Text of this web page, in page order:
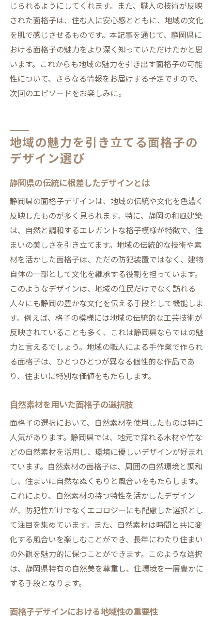
じられるようにしてくれます。また、職人の技術が反映
された面格子は、住む人に安心感とともに、地域の文化
を肌で感じさせるものです。本記事を通じて、静岡県に
おける面格子の魅力をより深く知っていただけたかと思
います。これからも地域の魅力を引き出す面格子の可能
性について、さらなる情報をお届けする予定ですので、
次回のエピソードをお楽しみに。
地域の魅力を引き立てる面格子の
デザイン選び
静岡県の伝統に根差したデザインとは
静岡県の面格子デザインは、地域の伝統や文化を色濃く
反映したものが多く見られます。特に、静岡の和風建築
は、自然と調和するエレガントな格子模様が特徴で、住
まいの美しさを引き立てます。地域の伝統的な技術や素
材を活かした面格子は、ただの防犯装置ではなく、建物
自体の一部として文化を継承する役割を担っています。
このようなデザインは、地域の住民だけでなく訪れる
人々にも静岡の豊かな文化を伝える手段として機能しま
す。例えば、格子の模様には地域の伝統的な工芸技術が
反映されていることも多く、これは静岡県ならではの魅
力と言えるでしょう。地域の職人による手作業で作られ
る面格子は、ひとつひとつが異なる個性的な作品であ
り、住まいに特別な価値をもたらします。
自然素材を用いた面格子の選択肢
面格子の選択において、自然素材を使用したものは特に
人気があります。静岡県では、地元で採れる木材や竹な
どの自然素材を活用し、環境に優しいデザインが好まれ
ています。自然素材の面格子は、周囲の自然環境と調和
し、住まいに自然なぬくもりと風合いをもたらします。
これにより、自然素材の持つ特性を活かしたデザイン
が、防犯性だけでなくエコロジーにも配慮した選択とし
て注目を集めています。また、自然素材は時間と共に変
化する風合いを楽しむことができ、長年にわたり住まい
の外観を魅力的に保つことができます。このような選択
は、静岡県特有の自然美を尊重し、住環境を一層豊かに
する手段となります。
面格子デザインにおける地域性の重要性